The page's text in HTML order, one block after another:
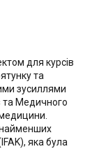
для курсів
та
зусиллями
та Медичного
найменших
яка була